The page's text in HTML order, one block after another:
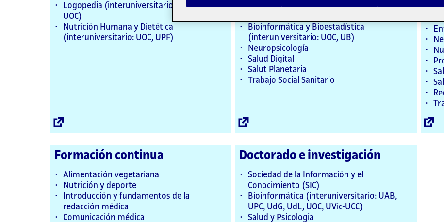
Logopedia (interuniversitario: UVic-UCC,
UOC)
Nutrición Humana y Dietética
(interuniversitario: UOC, UPF)
Enllaç
Deporte
Bioinformática y Bioestadística
(interuniversitario: UOC, UB)
Neuropsicología
Salud Digital
Salut Planetaria
Trabajo Social Sanitario
Enllaç
Formación continua
Alimentación vegetariana
Nutrición y deporte
Introducción y fundamentos de la
redacción médica
Comunicación médica
Doctorado e investigación
Sociedad de la Información y el
Conocimiento (SIC)
Bioinformática (interuniversitario: UAB,
UPC, UdG, UdL, UOC, UVic-UCC)
Salud y Psicologia